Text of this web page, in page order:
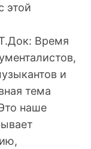
этой
Время
и
тема
наше